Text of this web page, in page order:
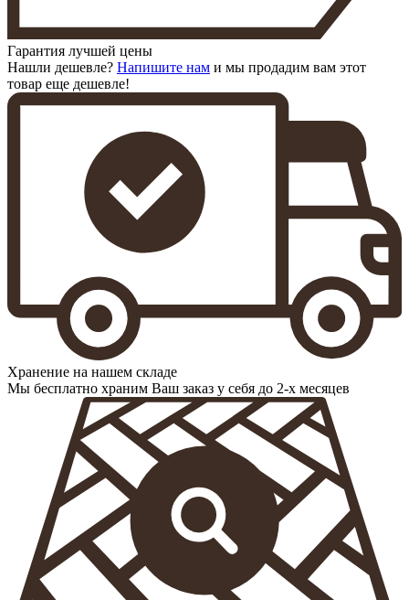
Гарантия лучшей цены
Нашли дешевле? Напишите нам и мы продадим вам этот
товар еще дешевле!
Хранение на нашем складе
Мы бесплатно храним Ваш заказ у себя до 2-х месяцев